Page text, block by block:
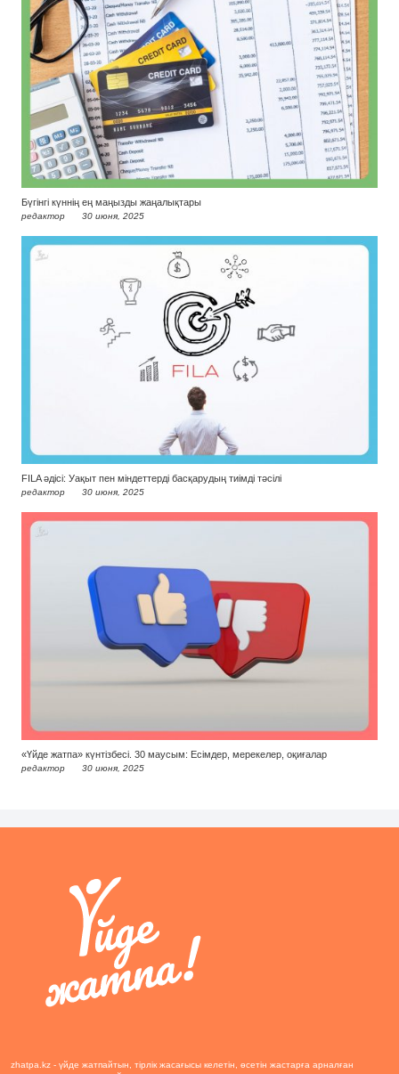
Бүгінгі күннің ең маңызды жаңалықтары
редактор 30 июня, 2025
FILA әдісі: Уақыт пен міндеттерді басқарудың тиімді тәсілі
редактор 30 июня, 2025
«Үйде жатпа» күнтізбесі. 30 маусым: Есімдер, мерекелер, оқиғалар
редактор 30 июня, 2025
zhatpa.kz - үйде жатпайтын, тірлік жасағысы келетін, өсетін жастарға арналған